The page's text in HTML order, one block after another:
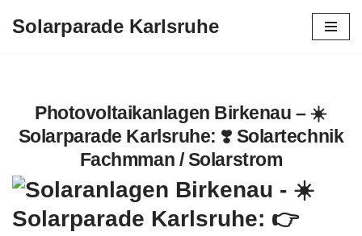
Solarparade Karlsruhe
Photovoltaikanlagen Birkenau – ☀️
Solarparade Karlsruhe: ❣️ Solartechnik
Fachmman / Solarstrom